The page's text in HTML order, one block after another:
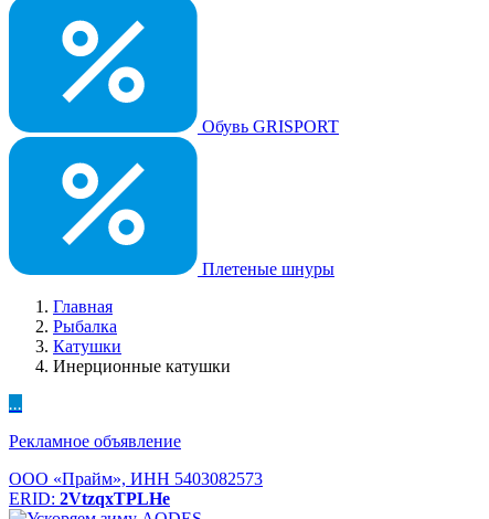
Обувь GRISPORT
Плетеные шнуры
Главная
Рыбалка
Катушки
Инерционные катушки
...
Рекламное объявление
ООО «Прайм», ИНН 5403082573
ERID: 2VtzqxTPLHe